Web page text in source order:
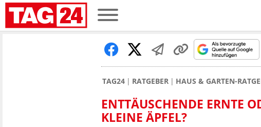
TAG24 RATGEBER HAUS & GARTEN-
ENTTÄUSCHENDE ERNTE
KLEINE ÄPFEL?